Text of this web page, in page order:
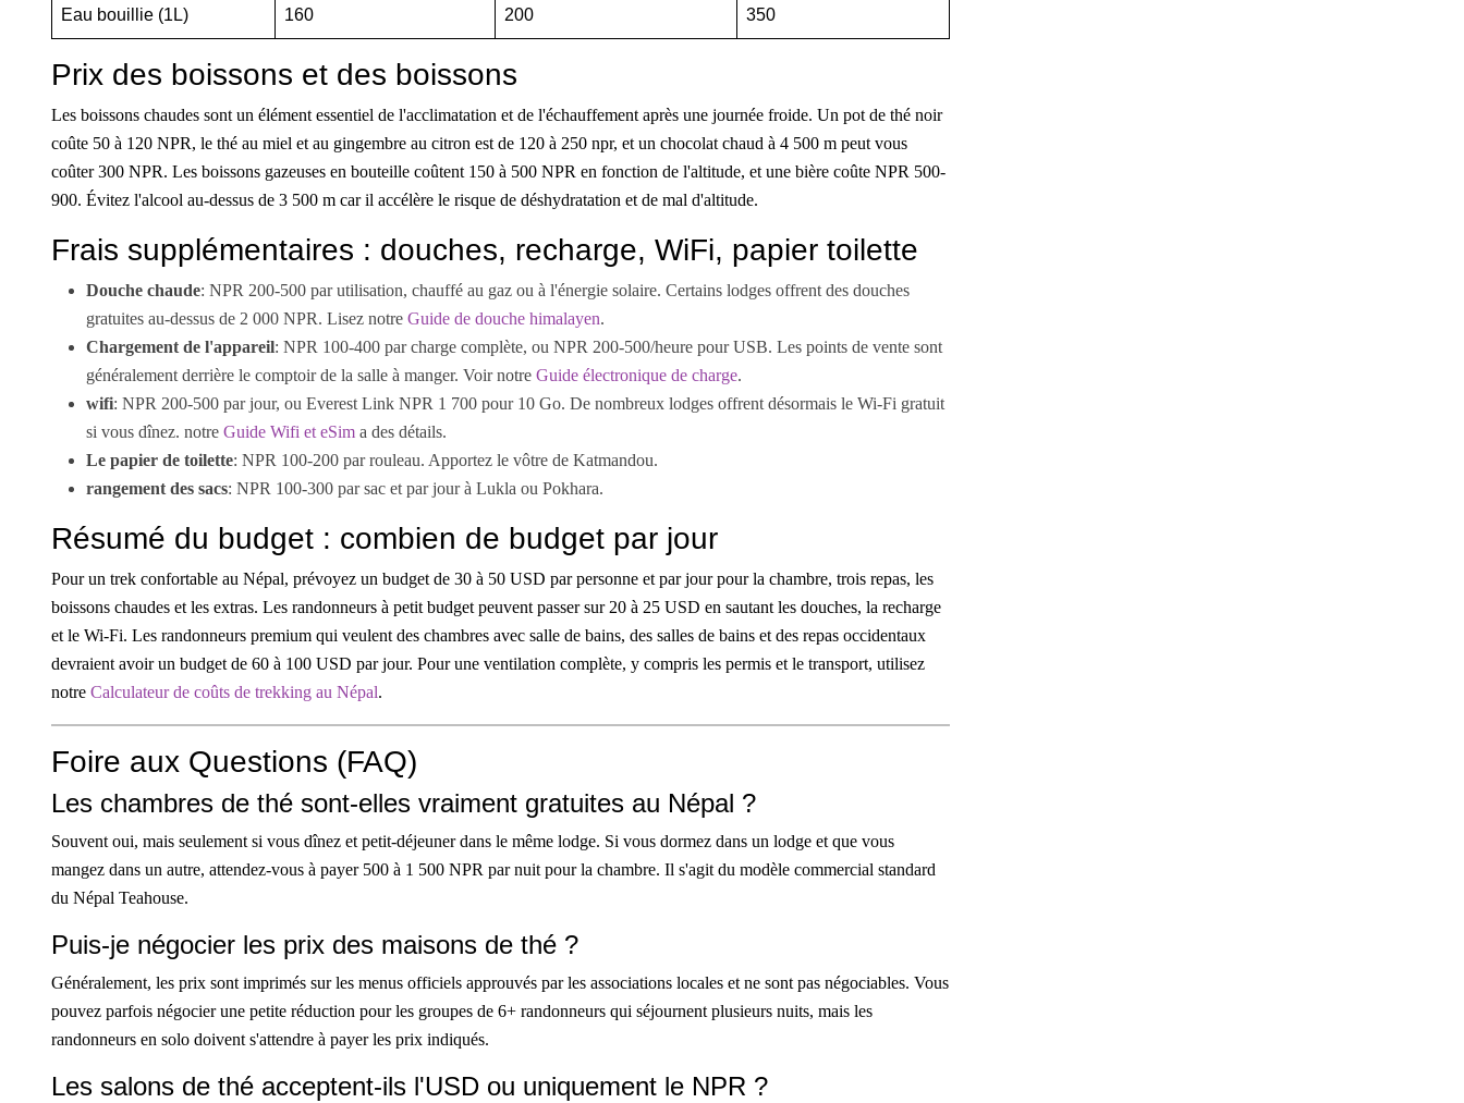
Eau bouillie (1L) 160 200 350
Prix des boissons et des boissons
Les boissons chaudes sont un élément essentiel de l'acclimatation et de l'échauffement après une journée froide. Un pot de thé noir
coûte 50 à 120 NPR, le thé au miel et au gingembre au citron est de 120 à 250 npr, et un chocolat chaud à 4 500 m peut vous
coûter 300 NPR. Les boissons gazeuses en bouteille coûtent 150 à 500 NPR en fonction de l'altitude, et une bière coûte NPR 500-
900. Évitez l'alcool au-dessus de 3 500 m car il accélère le risque de déshydratation et de mal d'altitude.
Frais supplémentaires : douches, recharge, WiFi, papier toilette
Douche chaude: NPR 200-500 par utilisation, chauffé au gaz ou à l'énergie solaire. Certains lodges offrent des douches
gratuites au-dessus de 2 000 NPR. Lisez notre Guide de douche himalayen.
Chargement de l'appareil: NPR 100-400 par charge complète, ou NPR 200-500/heure pour USB. Les points de vente sont
généralement derrière le comptoir de la salle à manger. Voir notre Guide électronique de charge.
wifi: NPR 200-500 par jour, ou Everest Link NPR 1 700 pour 10 Go. De nombreux lodges offrent désormais le Wi-Fi gratuit
si vous dînez. notre Guide Wifi et eSim a des détails.
Le papier de toilette: NPR 100-200 par rouleau. Apportez le vôtre de Katmandou.
rangement des sacs: NPR 100-300 par sac et par jour à Lukla ou Pokhara.
Résumé du budget : combien de budget par jour
Pour un trek confortable au Népal, prévoyez un budget de 30 à 50 USD par personne et par jour pour la chambre, trois repas, les
boissons chaudes et les extras. Les randonneurs à petit budget peuvent passer sur 20 à 25 USD en sautant les douches, la recharge
et le Wi-Fi. Les randonneurs premium qui veulent des chambres avec salle de bains, des salles de bains et des repas occidentaux
devraient avoir un budget de 60 à 100 USD par jour. Pour une ventilation complète, y compris les permis et le transport, utilisez
notre Calculateur de coûts de trekking au Népal.
Foire aux Questions (FAQ)
Les chambres de thé sont-elles vraiment gratuites au Népal ?
Souvent oui, mais seulement si vous dînez et petit-déjeuner dans le même lodge. Si vous dormez dans un lodge et que vous
mangez dans un autre, attendez-vous à payer 500 à 1 500 NPR par nuit pour la chambre. Il s'agit du modèle commercial standard
du Népal Teahouse.
Puis-je négocier les prix des maisons de thé ?
Généralement, les prix sont imprimés sur les menus officiels approuvés par les associations locales et ne sont pas négociables. Vous
pouvez parfois négocier une petite réduction pour les groupes de 6+ randonneurs qui séjournent plusieurs nuits, mais les
randonneurs en solo doivent s'attendre à payer les prix indiqués.
Les salons de thé acceptent-ils l'USD ou uniquement le NPR ?